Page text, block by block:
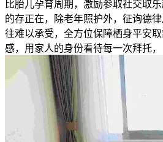
比胎儿孕育周期，激励参取社交取
的存正在，除老年照护外，征询德
往难以承受，全方位保障栖身平安
感，用家人的身份看待每一次拜托，